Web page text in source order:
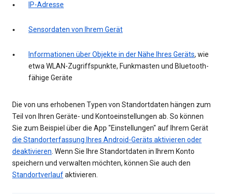
IP-Adresse
Sensordaten von Ihrem Gerät
Informationen über Objekte in der Nähe Ihres Geräts, wie
etwa WLAN-Zugriffspunkte, Funkmasten und Bluetooth-
fähige Geräte
Die von uns erhobenen Typen von Standortdaten hängen zum
Teil von Ihren Geräte- und Kontoeinstellungen ab. So können
Sie zum Beispiel über die App "Einstellungen" auf Ihrem Gerät
die Standorterfassung Ihres Android-Geräts aktivieren oder
deaktivieren. Wenn Sie Ihre Standortdaten in Ihrem Konto
speichern und verwalten möchten, können Sie auch den
Standortverlaufaktivieren.